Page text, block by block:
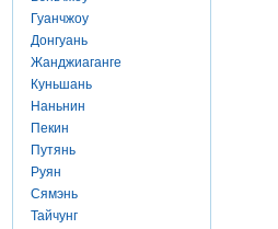
Гуанчжоу
Донгуань
Жанджиаганге
Куньшань
Наньнин
Пекин
Путянь
Руян
Сямэнь
Тайчунг